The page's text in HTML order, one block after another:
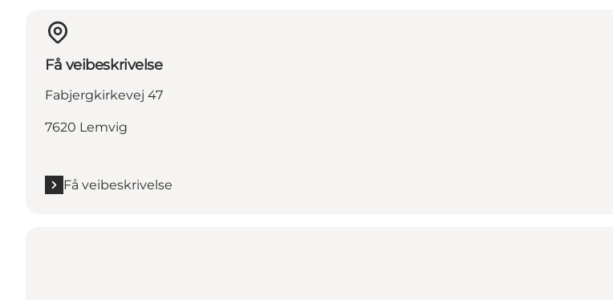
Få veibeskrivelse
Fabjergkirkevej 47
7620 Lemvig
Få veibeskrivelse